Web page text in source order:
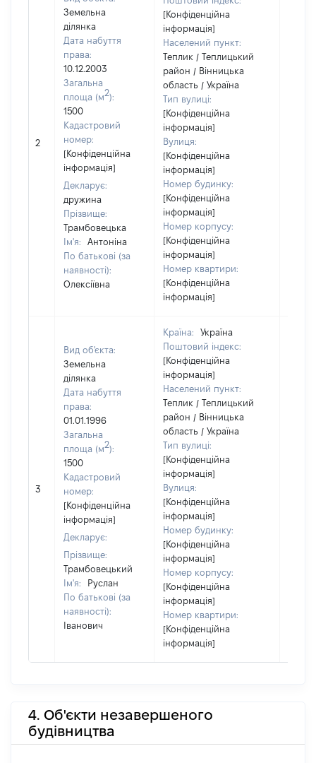
2
Земельна
ділянка
Дата набуття
права:
10.12.2003
Загальна
площа (м2):
1500
Кадастровий
номер:
[Конфіденційна
інформація]
Декларує:
дружина
Прізвище:
Трамбовецька
Ім'я:
Антоніна
По батькові (за
наявності):
Олексіївна
[Конфіденційна
інформація]
Населений пункт:
Теплик / Теплицький
район / Вінницька
область / Україна
Тип вулиці:
[Конфіденційна
інформація]
Вулиця:
[Конфіденційна
інформація]
Номер будинку:
[Конфіденційна
інформація]
Номер корпусу:
[Конфіденційна
інформація]
Номер квартири:
[Конфіденційна
інформація]
3
Вид об'єкта:
Земельна
ділянка
Дата набуття
права:
01.01.1996
Загальна
площа (м2):
1500
Кадастровий
номер:
[Конфіденційна
інформація]
Декларує:
Прізвище:
Трамбовецький
Ім'я:
Руслан
По батькові (за
наявності):
Іванович
Країна:
Україна
Поштовий індекс:
[Конфіденційна
інформація]
Населений пункт:
Теплик / Теплицький
район / Вінницька
область / Україна
Тип вулиці:
[Конфіденційна
інформація]
Вулиця:
[Конфіденційна
інформація]
Номер будинку:
[Конфіденційна
інформація]
Номер корпусу:
[Конфіденційна
інформація]
Номер квартири:
[Конфіденційна
інформація]
4. Об'єкти незавершеного
будівництва